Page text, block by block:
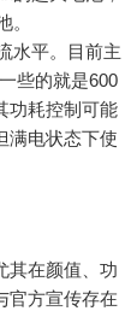
。
水平。目前主
些的就是600
功耗控制可能
满电状态下使
其在颜值、功
官方宣传存在